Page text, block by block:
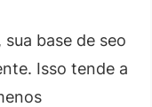
base de seo
Isso tende a